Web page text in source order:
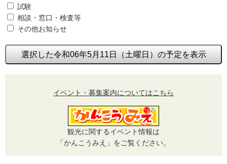
試験
相談・窓口・検査等
その他お知らせ
選択した令和06年5月11日（土曜日）の予定を表示
イベント・募集案内についてはこちら
観光に関するイベント情報は
「かんこうみえ」をご覧ください。